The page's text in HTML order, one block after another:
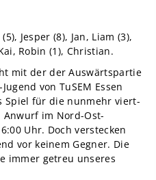
Jesper (8), Jan, Liam (3),
Robin (1), Christian.
mit der der Auswärtspartie
von TuSEM Essen
Spiel für die nunmehr viert-
im Nord-Ost-
Uhr. Doch verstecken
vor keinem Gegner. Die
immer getreu unseres